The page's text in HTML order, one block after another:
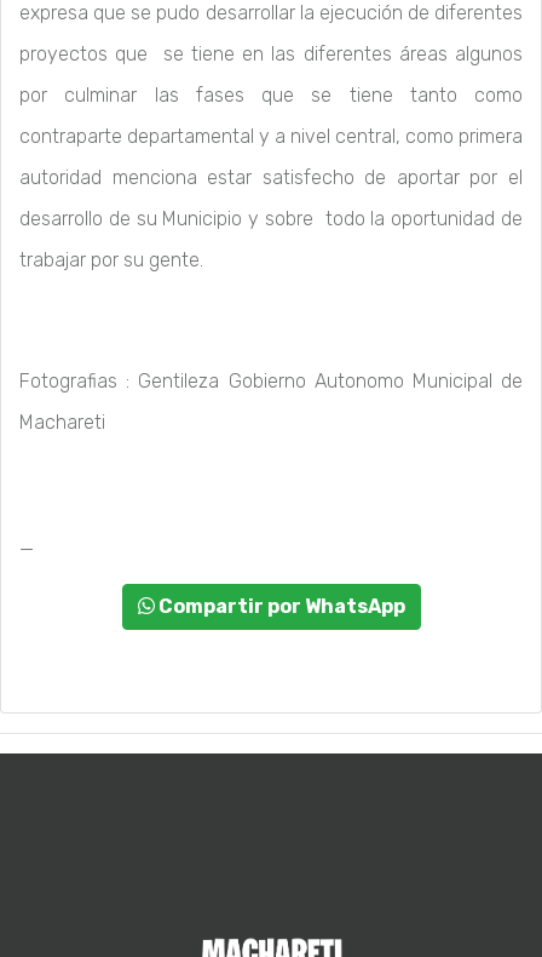
expresa que se pudo desarrollar la ejecución de diferentes
proyectos que se tiene en las diferentes áreas algunos
por culminar las fases que se tiene tanto como
contraparte departamental y a nivel central, como primera
autoridad menciona estar satisfecho de aportar por el
desarrollo de su Municipio y sobre todo la oportunidad de
trabajar por su gente.
Fotografias : Gentileza Gobierno Autonomo Municipal de
Machareti
_
Compartir por WhatsApp